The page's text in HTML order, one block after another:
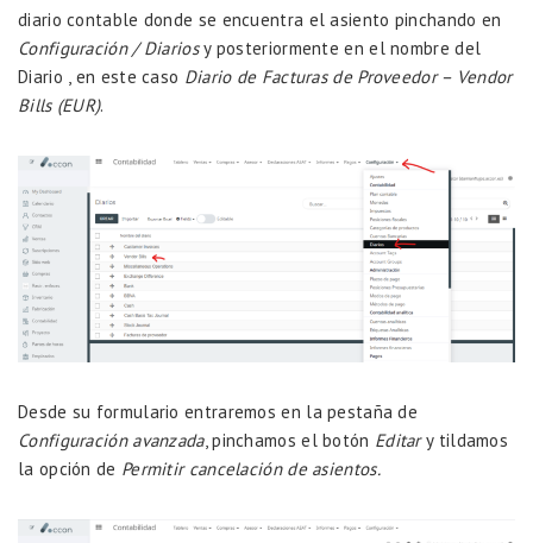
diario contable donde se encuentra el asiento pinchando en
Configuración / Diariosy posteriormente en el nombre del
Diario , en este caso Diario de Facturas de Proveedor – Vendor
Bills (EUR).
Desde su formulario entraremos en la pestaña de
Configuración avanzada, pinchamos el botón Editary tildamos
la opción de Permitir cancelación de asientos.